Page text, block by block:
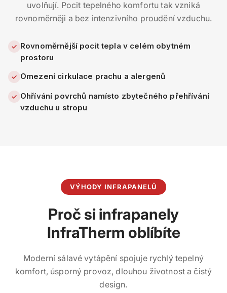
uvolňují. Pocit tepelného komfortu tak vzniká
rovnoměrněji a bez intenzivního proudění vzduchu.
✓ Rovnoměrnější pocit tepla v celém obytném
prostoru
✓ Omezení cirkulace prachu a alergenů
✓ Ohřívání povrchů namísto zbytečného přehřívání
vzduchu u stropu
VÝHODY INFRAPANELŮ
Proč si infrapanely
InfraTherm oblíbíte
Moderní sálavé vytápění spojuje rychlý tepelný
komfort, úsporný provoz, dlouhou životnost a čistý
design.